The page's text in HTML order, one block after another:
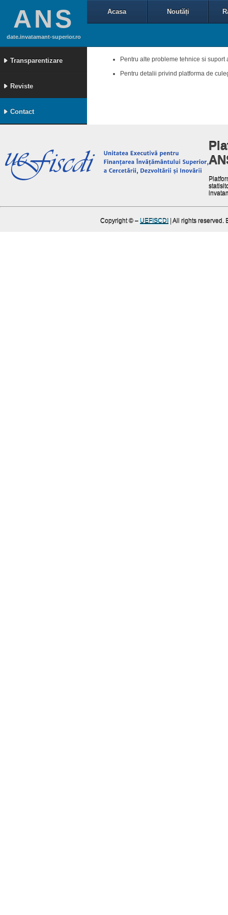
ANS
date.invatamant-superior.ro
Transparentizare
Reviste
Contact
Acasa Noutăți
Pentru alte probleme tehnice si
Pentru detalii privind platforma de
Copyright © – UEFISCDI | All rights